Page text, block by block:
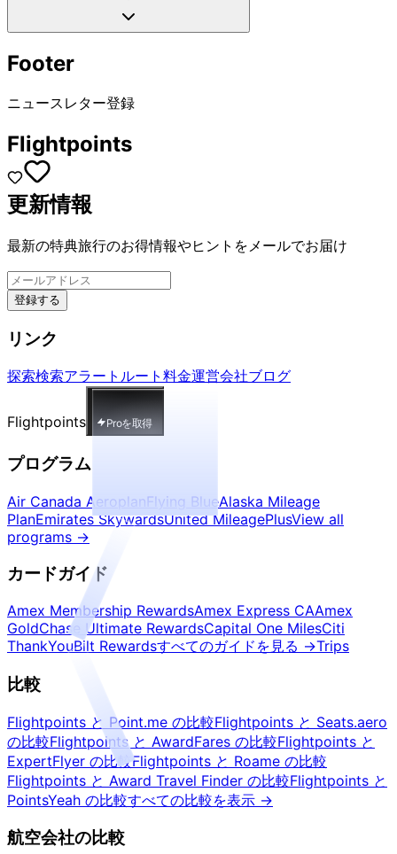
Footer
ニュースレター登録
Flightpoints
更新情報
最新の特典旅行のお得情報やヒントをメールでお届け
登録する
リンク
探索検索アラート ルート 料金運営会社ブログ
Flightpoints Proを取得
プログラム
Air Canada AeroplanFlying BlueAlaska Mileage
PlanEmirates SkywardsUnited MileagePlusView all
programs →
カードガイド
Amex Membership RewardsAmex Express CAAmex
GoldChase Ultimate RewardsCapital One MilesCiti
ThankYouBilt Rewardsすべてのガイドを見る →Trips
比較
Flightpoints と Point.me の比較Flightpoints と Seats.aero
の比較Flightpoints と AwardFares の比較Flightpoints と
ExpertFlyer の比較Flightpoints と Roame の比較
Flightpoints と Award Travel Finder の比較Flightpoints と
PointsYeah の比較すべての比較を表示 →
航空会社の比較